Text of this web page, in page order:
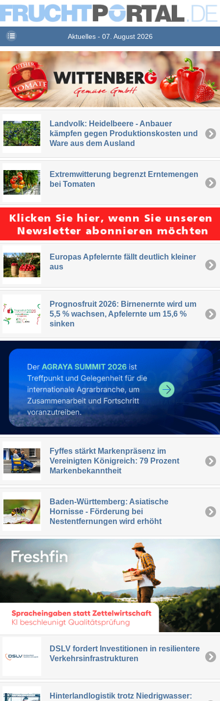
Aktuelles - 07. August 2026
Landvolk: Heidelbeere - Anbauer
kämpfen gegen Produktionskosten und
Ware aus dem Ausland
Extremwitterung begrenzt Erntemengen
bei Tomaten
Europas Apfelernte fällt deutlich kleiner
aus
Prognosfruit 2026: Birnenernte wird um
5,5 % wachsen, Apfelernte um 15,6 %
sinken
Fyffes stärkt Markenpräsenz im
Vereinigten Königreich: 79 Prozent
Markenbekanntheit
Baden-Württemberg: Asiatische
Hornisse - Förderung bei
Nestentfernungen wird erhöht
DSLV fordert Investitionen in resilientere
Verkehrsinfrastrukturen
Hinterlandlogistik trotz Niedrigwasser: